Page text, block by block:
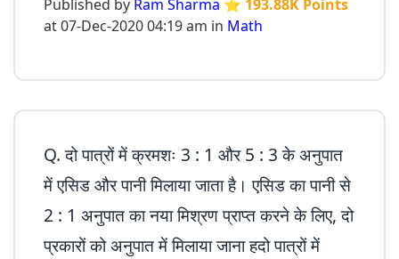
Published by Ram Sharma ⭐ 193.88K Points
at 07-Dec-2020 04:19 am in Math
Q. दो पात्रों में क्रमशः 3 : 1 और 5 : 3 के अनुपात
में एसिड और पानी मिलाया जाता है। एसिड का पानी से
2 : 1 अनुपात का नया मिश्रण प्राप्त करने के लिए, दो
प्रकारों को अनुपात में मिलाया जाना हदो पात्रों में